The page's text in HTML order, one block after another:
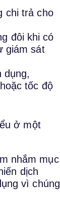
chi trả cho
đôi khi có
giám sát
dụng,
tốc độ
ở một
nhắm mục
dịch
vì chúng